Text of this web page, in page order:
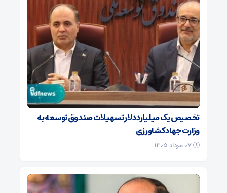
تخصیص یک میلیارد دلار تسهیلات صندوق توسعه به
وزارت جهاد کشاورزی